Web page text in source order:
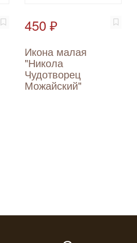
450 ₽
Икона малая
"Никола
Чудотворец
Можайский"